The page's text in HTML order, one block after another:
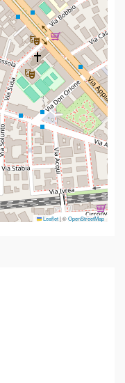
Leaflet|©OpenStreetMap